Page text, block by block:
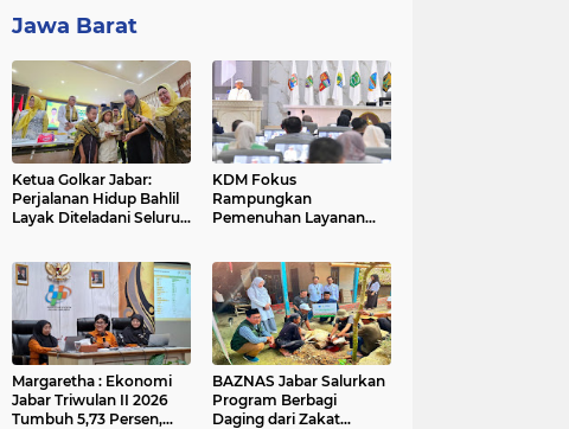
Jawa Barat
Ketua Golkar Jabar:
Perjalanan Hidup Bahlil
Layak Diteladani Seluruh
KDM Fokus
Rampungkan
Pemenuhan Layanan
Margaretha : Ekonomi
Jabar Triwulan II 2026
Tumbuh 5,73 Persen,
BAZNAS Jabar Salurkan
Program Berbagi
Daging dari Zakat